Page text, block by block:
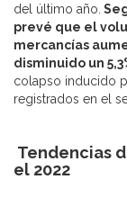
del último año.
prevé que el
mercancías
disminuido un
colapso inducido
registrados en el
Tendencias
el 2022